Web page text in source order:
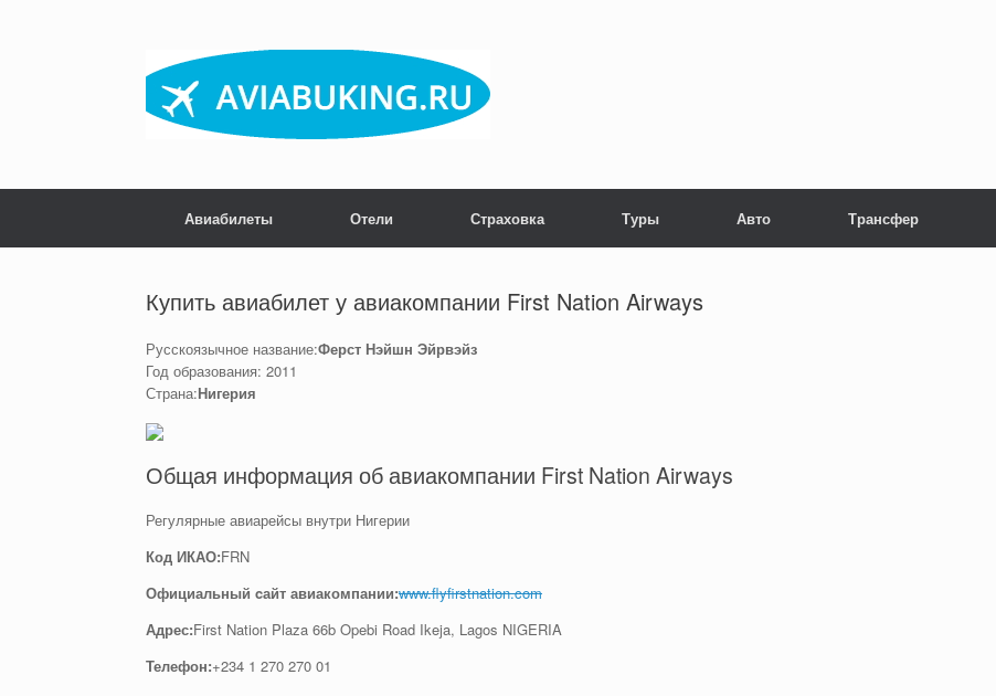
Авиабилеты Отели Страховка Туры Авто Трансфер
Купить авиабилет у авиакомпании First Nation Airways
Русскоязычное название:Ферст Нэйшн Эйрвэйз
Год образования: 2011
Страна:Нигерия
Общая информация об авиакомпании First Nation Airways
Регулярные авиарейсы внутри Нигерии
Код ИКАО:FRN
Официальный cайт авиакомпании:www.flyfirstnation.com
Адрес:First Nation Plaza 66b Opebi Road Ikeja, Lagos NIGERIA
Телефон:+234 1 270 270 01